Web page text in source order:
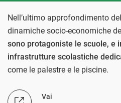
Nell’ultimo approfondimento
dinamiche socio-economiche
sono protagoniste le scuole, e
infrastrutture scolastiche
come le palestre e le piscine.
Vai